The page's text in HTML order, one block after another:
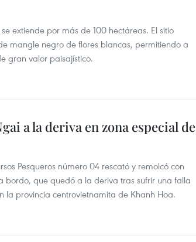
extiende por más de 100 hectáreas. El sitio
mangle negro de flores blancas, permitiendo a
gran valor paisajístico.
a la deriva en zona especial de
Pesqueros número 04 rescató y remolcó con
bordo, que quedó a la deriva tras sufrir una falla
la provincia centrovietnamita de Khanh Hoa.